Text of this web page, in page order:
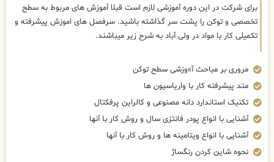
برای شرکت در این دوره آموزشی لازم است قبلا آموزش های مربوط به سطح
تخصصی و توکن را پشت سر گذاشته باشید. سرفصل های اموزش پیشرفته و
تکمیلی کار با مواد در ولی آباد به شرح زیر میباشند.
مروری بر مباحث آ»وزشی سطح توکن
متد پیشرفته کار با واریاسیون ها
تکنیک استاندارد دانه مصنوعی و کالراین پرفکتال
آشنایی با انواع پودر فانتزی سال و روش کار با آنها
آشنایی با انواع ویتامینه ها و روش کار با آنها
نحوه شاین کردن رنگساژ